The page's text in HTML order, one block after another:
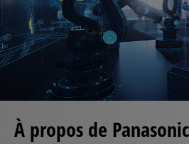
content
À propos de